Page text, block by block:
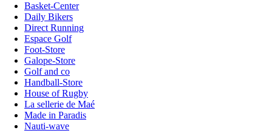
Basket-Center
Daily Bikers
Direct Running
Espace Golf
Foot-Store
Galope-Store
Golf and co
Handball-Store
House of Rugby
La sellerie de Maé
Made in Paradis
Nauti-wave